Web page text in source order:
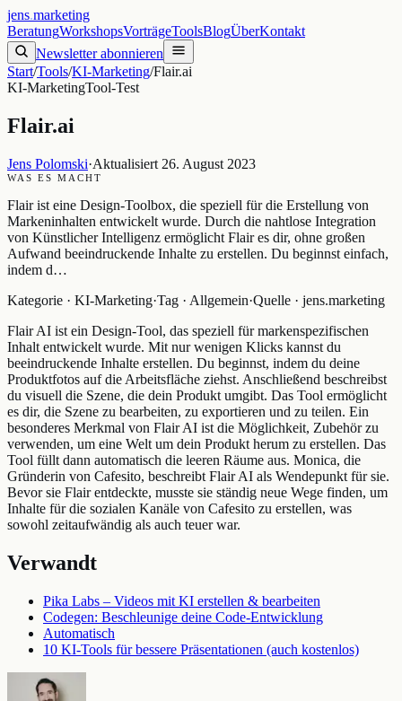
jens.marketing
BeratungWorkshopsVorträgeToolsBlogÜberKontakt
Newsletter abonnieren
Start/Tools/KI-Marketing/Flair.ai
KI-MarketingTool-Test
Flair.ai
Jens Polomski·Aktualisiert 26. August 2023
WAS ES MACHT
Flair ist eine Design-Toolbox, die speziell für die Erstellung von
Markeninhalten entwickelt wurde. Durch die nahtlose Integration
von Künstlicher Intelligenz ermöglicht Flair es dir, ohne großen
Aufwand beeindruckende Inhalte zu erstellen. Du beginnst einfach,
indem d…
Kategorie · KI-Marketing·Tag · Allgemein·Quelle · jens.marketing
Flair AI ist ein Design-Tool, das speziell für markenspezifischen
Inhalt entwickelt wurde. Mit nur wenigen Klicks kannst du
beeindruckende Inhalte erstellen. Du beginnst, indem du deine
Produktfotos auf die Arbeitsfläche ziehst. Anschließend beschreibst
du visuell die Szene, die dein Produkt umgibt. Das Tool ermöglicht
es dir, die Szene zu bearbeiten, zu exportieren und zu teilen. Ein
besonderes Merkmal von Flair AI ist die Möglichkeit, Zubehör zu
verwenden, um eine Welt um dein Produkt herum zu erstellen. Das
Tool füllt dann automatisch die leeren Räume aus. Monica, die
Gründerin von Cafesito, beschreibt Flair AI als Wendepunkt für sie.
Bevor sie Flair entdeckte, musste sie ständig neue Wege finden, um
Inhalte für die sozialen Kanäle von Cafesito zu erstellen, was
sowohl zeitaufwändig als auch teuer war.
Verwandt
Pika Labs – Videos mit KI erstellen & bearbeiten
Codegen: Beschleunige deine Code-Entwicklung
Automatisch
10 KI-Tools für bessere Präsentationen (auch kostenlos)